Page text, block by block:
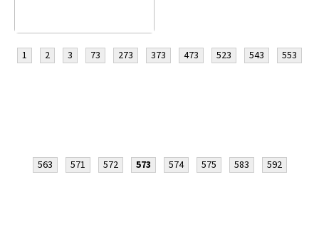
1 2 3 73 273 373 473 523 543 553
563 571 572 573 574 575 583 592